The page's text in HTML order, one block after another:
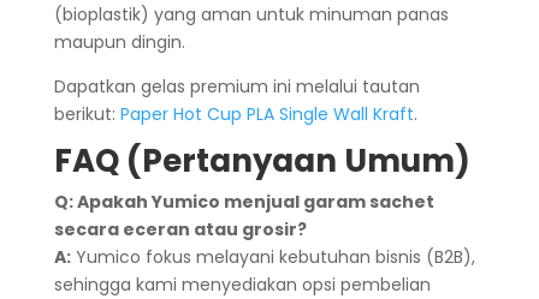
(bioplastik) yang aman untuk minuman panas
maupun dingin.
Dapatkan gelas premium ini melalui tautan
berikut: Paper Hot Cup PLA Single Wall Kraft.
FAQ (Pertanyaan Umum)
Q: Apakah Yumico menjual garam sachet
secara eceran atau grosir?
A:Yumico fokus melayani kebutuhan bisnis (B2B),
sehingga kami menyediakan opsi pembelian